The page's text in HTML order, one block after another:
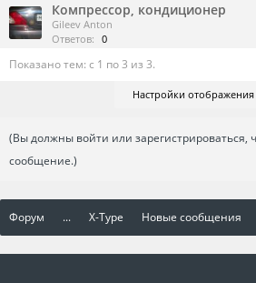
Компрессор, кондиционер
Gileev Anton
Ответов: 0
Показано тем: с 1 по 3 из 3.
Настройки отображения
(Вы должны войти или зарегистрироваться,
сообщение.)
Форум ... X-Type Новые сообщения